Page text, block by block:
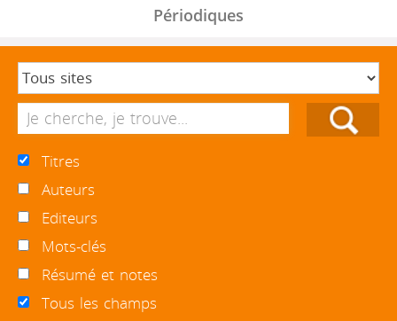
Périodiques
Titres
Auteurs
Editeurs
Mots-clés
Résumé et notes
Tous les champs